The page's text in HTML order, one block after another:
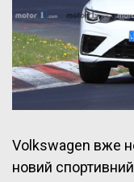
Volkswagen вже
новий